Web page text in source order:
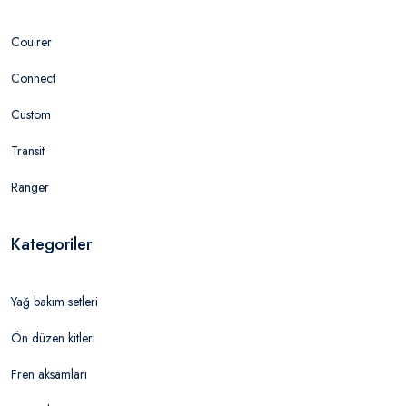
Couirer
Connect
Custom
Transit
Ranger
Kategoriler
Yağ bakım setleri
Ön düzen kitleri
Fren aksamları